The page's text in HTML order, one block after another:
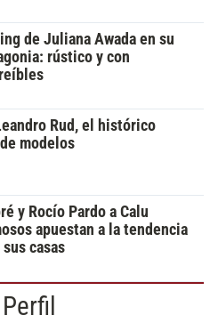
de Juliana Awada en su
rústico y con
Rud, el histórico
modelos
y Rocío Pardo a Calu
apuestan a la tendencia
casas